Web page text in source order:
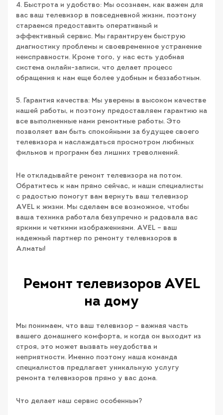
4. Быстрота и удобство: Мы осознаем, как важен для
вас ваш телевизор в повседневной жизни, поэтому
стараемся предоставить оперативный и
эффективный сервис. Мы гарантируем быструю
диагностику проблемы и своевременное устранение
неисправности. Кроме того, у нас есть удобная
система онлайн-записи, что делает процесс
обращения к нам еще более удобным и беззаботным.
5. Гарантия качества: Мы уверены в высоком качестве
нашей работы, и поэтому предоставляем гарантию на
все выполненные нами ремонтные работы. Это
позволяет вам быть спокойными за будущее своего
телевизора и наслаждаться просмотром любимых
фильмов и программ без лишних треволнений.
Не откладывайте ремонт телевизора на потом.
Обратитесь к нам прямо сейчас, и наши специалисты
с радостью помогут вам вернуть ваш телевизор
AVEL к жизни. Мы сделаем все возможное, чтобы
ваша техника работала безупречно и радовала вас
яркими и четкими изображениями. AVEL – ваш
надежный партнер по ремонту телевизоров в
Алматы!
Ремонт телевизоров AVEL
на дому
Мы понимаем, что ваш телевизор – важная часть
вашего домашнего комфорта, и когда он выходит из
строя, это может вызвать неудобства и
неприятности. Именно поэтому наша команда
специалистов предлагает уникальную услугу
ремонта телевизоров прямо у вас дома.
Что делает наш сервис особенным?